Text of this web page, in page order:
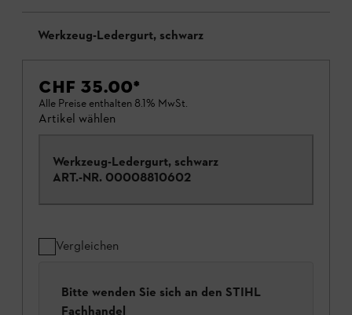
Werkzeug-Ledergurt, schwarz
CHF 35.00*
Alle Preise enthalten 8.1% MwSt.
Artikel wählen
Werkzeug-Ledergurt, schwarz
ART.-NR. 00008810602
Vergleichen
Bitte wenden Sie sich an den STIHL
Fachhandel